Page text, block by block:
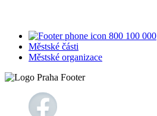
800 100 000
Městské části
Městské organizace